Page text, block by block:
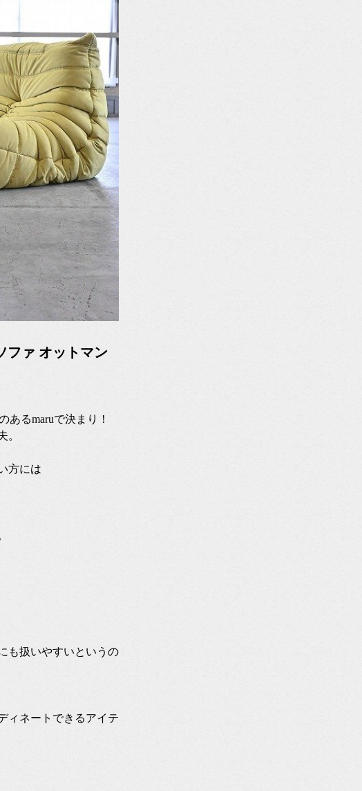
ファ オットマン
あるmaruで決まり！
。
方には
も扱いやすいというの
ィネートできるアイテ